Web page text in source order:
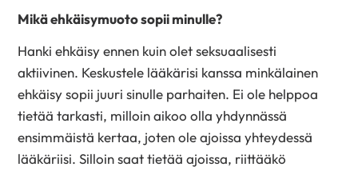
Mikä ehkäisymuoto sopii minulle?
Hanki ehkäisy ennen kuin olet seksuaalisesti
aktiivinen. Keskustele lääkärisi kanssa minkälainen
ehkäisy sopii juuri sinulle parhaiten. Ei ole helppoa
tietää tarkasti, milloin aikoo olla yhdynnässä
ensimmäistä kertaa, joten ole ajoissa yhteydessä
lääkäriisi. Silloin saat tietää ajoissa, riittääkö